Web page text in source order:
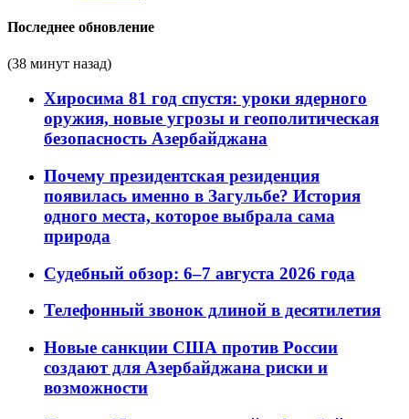
Последнее обновление
(38 минут назад)
Хиросима 81 год спустя: уроки ядерного
оружия, новые угрозы и геополитическая
безопасность Азербайджана
Почему президентская резиденция
появилась именно в Загульбе? История
одного места, которое выбрала сама
природа
Судебный обзор: 6–7 августа 2026 года
Телефонный звонок длиной в десятилетия
Новые санкции США против России
создают для Азербайджана риски и
возможности